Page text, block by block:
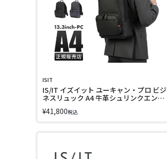
ISIT
IS/IT イズイット ユーキャン・プロ ビジ
ネスリュック A4 牛革シュリンクエンボ
LINECPN
¥41,800税込